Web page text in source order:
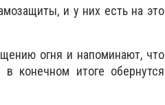
и у них есть на это
огня и напоминают, что
конечном итоге обернутся